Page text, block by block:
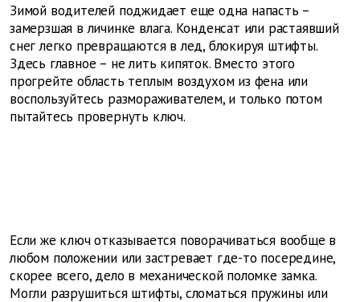
Зимой водителей поджидает еще одна напасть –
замерзшая в личинке влага. Конденсат или растаявший
снег легко превращаются в лед, блокируя штифты.
Здесь главное – не лить кипяток. Вместо этого
прогрейте область теплым воздухом из фена или
воспользуйтесь размораживателем, и только потом
пытайтесь провернуть ключ.
Если же ключ отказывается поворачиваться вообще в
любом положении или застревает где-то посередине,
скорее всего, дело в механической поломке замка.
Могли разрушиться штифты, сломаться пружины или